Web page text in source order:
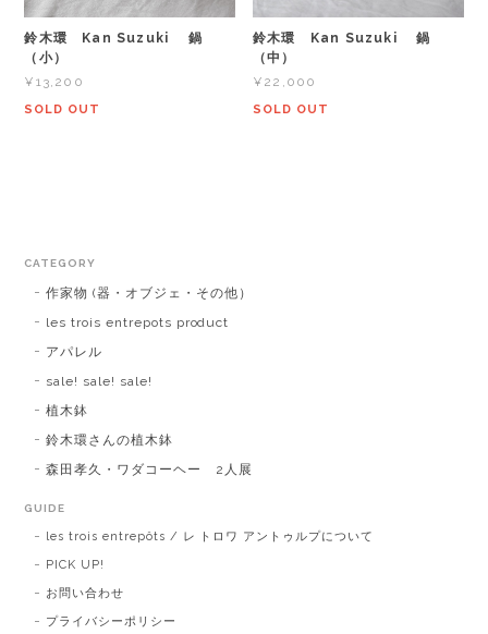
鈴木環 Kan Suzuki 鍋
（小）
¥13,200
SOLD OUT
鈴木環 Kan Suzuki 鍋
（中）
¥22,000
SOLD OUT
CATEGORY
作家物 (器・オブジェ・その他）
les trois entrepots product
アパレル
sale! sale! sale!
植木鉢
鈴木環さんの植木鉢
森田孝久・ワダコーヘー 2人展
GUIDE
les trois entrepôts / レ トロワ アントゥルプについて
PICK UP!
お問い合わせ
プライバシーポリシー